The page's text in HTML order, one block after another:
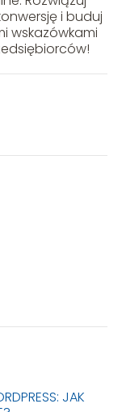
i buduj
wskazówkami
JAK